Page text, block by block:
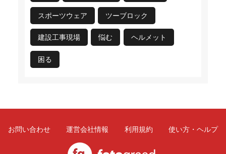
スポーツウェア ツーブロック
建設工事現場 悩む ヘルメット
困る
お問い合わせ 運営会社情報 利用規約 使い方・ヘルプ